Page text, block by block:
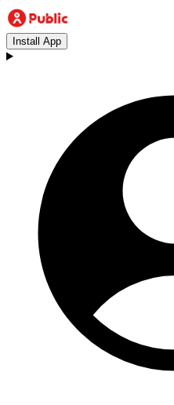
Install App